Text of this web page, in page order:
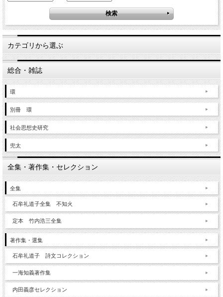
カテゴリから選ぶ
総合・雑誌
環
別冊 環
社会思想史研究
兜太
全集・著作集・セレクション
全集
石牟礼道子全集 不知火
定本 竹内浩三全集
著作集・選集
石牟礼道子 詩文コレクション
一海知義著作集
内田義彦セレクション